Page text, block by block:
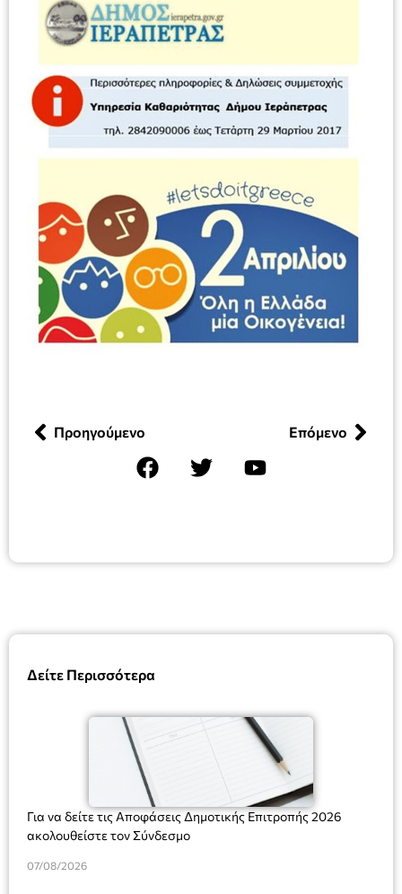
Δείτε Περισσότερα
Για να δείτε τις Αποφάσεις Δημοτικής Επιτροπής 2026
ακολουθείστε τον Σύνδεσμο
07/08/2026
Προηγούμενο Επόμενο